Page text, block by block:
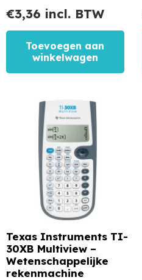
€3,36 incl. BTW
Toevoegen aan
winkelwagen
Texas Instruments TI-
30XB Multiview –
Wetenschappelijke
rekenmachine